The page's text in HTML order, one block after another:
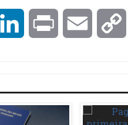
LinkedInPrint Email